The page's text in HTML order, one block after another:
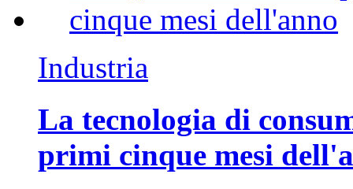
Industria
La tecnologia di
primi cinque mesi